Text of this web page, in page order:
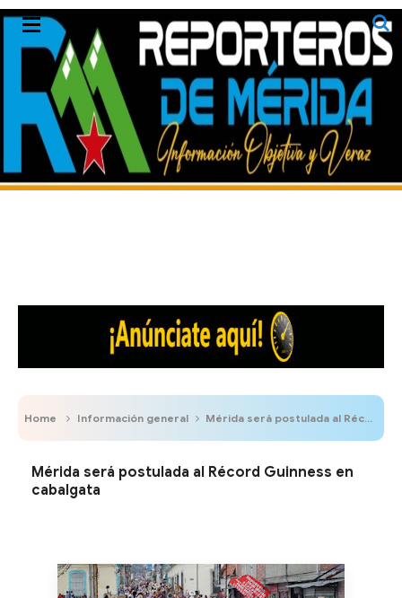
Home Información general Mérida será postulada al Récord Guinness en cabalgata
Mérida será postulada al Récord Guinness en
cabalgata